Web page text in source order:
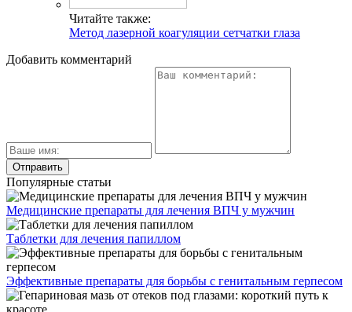
Читайте также:
Метод лазерной коагуляции сетчатки глаза
Добавить комментарий
Популярные статьи
Медицинские препараты для лечения ВПЧ у мужчин
Таблетки для лечения папиллом
Эффективные препараты для борьбы с генитальным герпесом